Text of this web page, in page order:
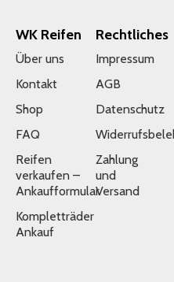
WK Reifen
Über uns
Kontakt
Shop
FAQ
Reifen
verkaufen –
Ankaufformular
Kompletträder
Ankauf
Rechtliches
Impressum
AGB
Datenschutz
Zahlung
und
Versand